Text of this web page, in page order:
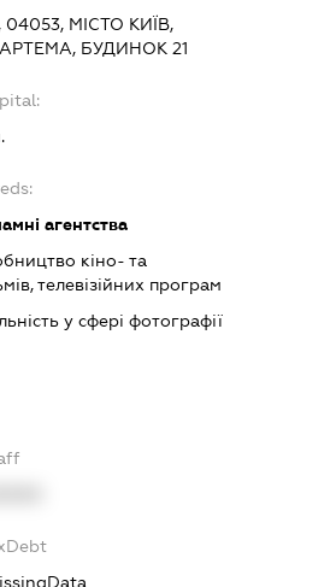
04053, МІСТО КИЇВ,
БУДИНОК 21
агентства
кіно- та
телевізійних програм
у сфері фотографії